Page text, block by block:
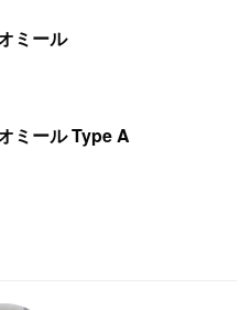
ミール
ミール Type A